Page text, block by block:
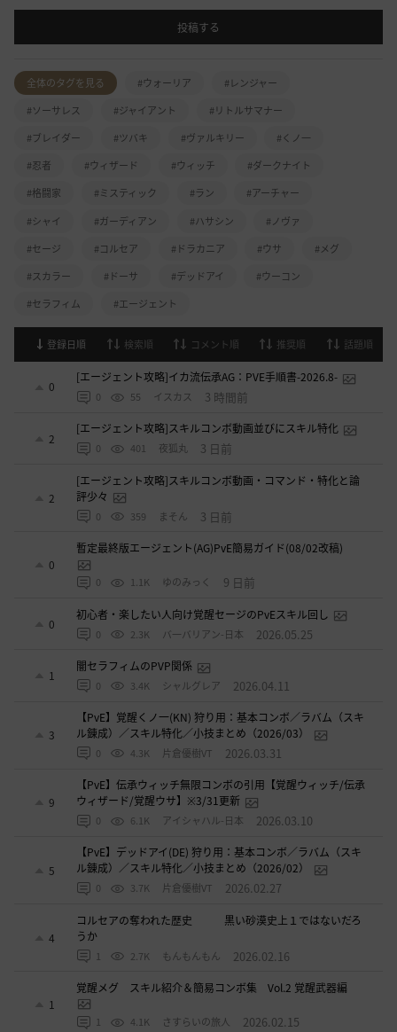
投稿する
全体のタグを見る #ウォーリア
#レンジャー
#ソーサレス
#ジャイアント
#リトルサマナー
#ブレイダー
#ツバキ #ヴァルキリー
#くノ一
#忍者
#ウィザード #ウィッチ
#ダークナイト
#格闘家
#ミスティック #ラン
#アーチャー
#シャイ
#ガーディアン #ハサシン
#ノヴァ
#セージ
#コルセア #ドラカニア #ウサ
#メグ
#スカラー
#ドーサ #デッドアイ
#ウーコン
#セラフィム
#エージェント
登録日順 検索順 コメント順 推奨順 話題順
0
[エージェント攻略]イカ流伝承AG：PVE手順書-2026.8-
0 55 イスカス 3 時間前
2
[エージェント攻略]スキルコンボ動画並びにスキル特化
0 401 夜狐丸 3 日前
2
[エージェント攻略]スキルコンボ動画・コマンド・特化と論
評少々
0 359 まそん 3 日前
0
暫定最終版エージェント(AG)PvE簡易ガイド(08/02改稿)
0 1.1K ゆのみっく 9 日前
0
初心者・楽したい人向け覚醒セージのPvEスキル回し
0 2.3K バ一バリアン-日本 2026.05.25
1
闇セラフィムのPVP関係
0 3.4K シャルグレア 2026.04.11
3
【PvE】覚醒くノ一(KN) 狩り用：基本コンボ／ラバム（スキ
ル錬成）／スキル特化／小技まとめ（2026/03）
0 4.3K 片倉優樹VT 2026.03.31
9
【PvE】伝承ウィッチ無限コンボの引用【覚醒ウィッチ/伝承
ウィザード/覚醒ウサ】※3/31更新
0 6.1K アイシャハル-日本 2026.03.10
5
【PvE】デッドアイ(DE) 狩り用：基本コンボ／ラバム（スキ
ル錬成）／スキル特化／小技まとめ（2026/02）
0 3.7K 片倉優樹VT 2026.02.27
4
コルセアの奪われた歴史 黒い砂漠史上１ではないだろ
うか
1 2.7K もんもんもん 2026.02.16
1
覚醒メグ スキル紹介＆簡易コンボ集 Vol.2 覚醒武器編
1 4.1K さすらいの旅人 2026.02.15